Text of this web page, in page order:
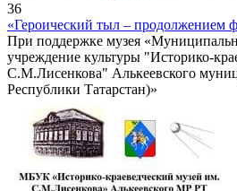
36
«Героический тыл – продолжением
При поддержке музея
учреждение культуры "Историко-
С.М.Лисенкова" Алькеевского
Республики Татарстан)»